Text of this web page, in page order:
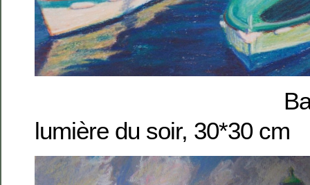
Barques à
lumière du soir, 30*30 cm